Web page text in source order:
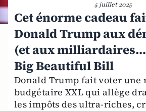
5 juillet 2025
Cet énorme cadeau
Donald Trump aux
(et aux
Big Beautiful Bill
Donald Trump fait voter une
budgétaire XXL qui allège
les impôts des ultra-riches,